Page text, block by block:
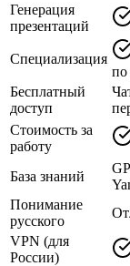
Генерация
презентаций
Специализация
Бесплатный
доступ
Стоимость за
работу
База знаний
Понимание
русского
VPN (для
России)